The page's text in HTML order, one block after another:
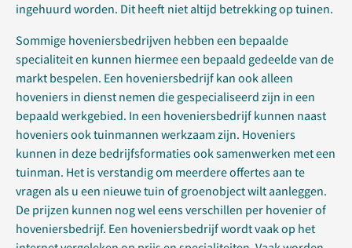
ingehuurd worden. Dit heeft niet altijd betrekking op tuinen.
Sommige hoveniersbedrijven hebben een bepaalde
specialiteit en kunnen hiermee een bepaald gedeelde van de
markt bespelen. Een hoveniersbedrijf kan ook alleen
hoveniers in dienst nemen die gespecialiseerd zijn in een
bepaald werkgebied. In een hoveniersbedrijf kunnen naast
hoveniers ook tuinmannen werkzaam zijn. Hoveniers
kunnen in deze bedrijfsformaties ook samenwerken met een
tuinman. Het is verstandig om meerdere offertes aan te
vragen als u een nieuwe tuin of groenobject wilt aanleggen.
De prijzen kunnen nog wel eens verschillen per hovenier of
hoveniersbedrijf. Een hoveniersbedrijf wordt vaak op het